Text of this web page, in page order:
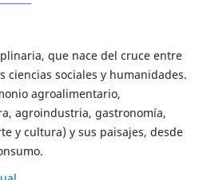
que nace del cruce entre
ciencias sociales y humanidades.
agroalimentario,
agroindustria, gastronomía,
y cultura) y sus paisajes, desde